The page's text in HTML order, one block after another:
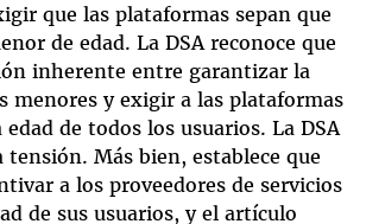
que las plataformas sepan que
de edad. La DSA reconoce que
inherente entre garantizar la
menores y exigir a las plataformas
de todos los usuarios. La DSA
tensión. Más bien, establece que
a los proveedores de servicios
de sus usuarios, y el artículo